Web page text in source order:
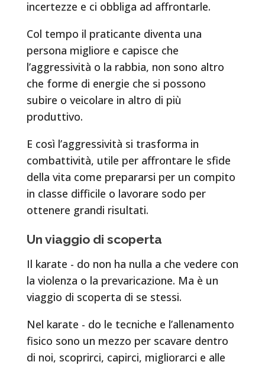
incertezze e ci obbliga ad affrontarle.
Col tempo il praticante diventa una
persona migliore e capisce che
l’aggressività o la rabbia, non sono altro
che forme di energie che si possono
subire o veicolare in altro di più
produttivo.
E così l’aggressività si trasforma in
combattività, utile per affrontare le sfide
della vita come prepararsi per un compito
in classe difficile o lavorare sodo per
ottenere grandi risultati.
Un viaggio di scoperta
Il karate - do non ha nulla a che vedere con
la violenza o la prevaricazione. Ma è un
viaggio di scoperta di se stessi.
Nel karate - do le tecniche e l’allenamento
fisico sono un mezzo per scavare dentro
di noi, scoprirci, capirci, migliorarci e alle